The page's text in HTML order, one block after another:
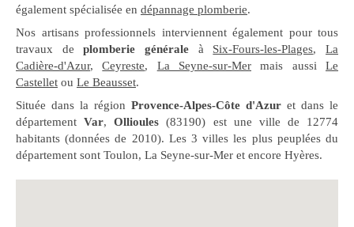
également spécialisée en dépannage plomberie.
Nos artisans professionnels interviennent également pour tous
travaux deplomberie générale à Six-Fours-les-Plages,La
Cadière-d'Azur,Ceyreste, La Seyne-sur-Mer mais aussiLe
Castellet ou Le Beausset.
Située dans la région Provence-Alpes-Côte d'Azur et dans le
départementVar,Ollioules (83190) est une ville de 12774
habitants (données de 2010). Les 3 villes les plus peuplées du
département sont Toulon, La Seyne-sur-Mer et encore Hyères.